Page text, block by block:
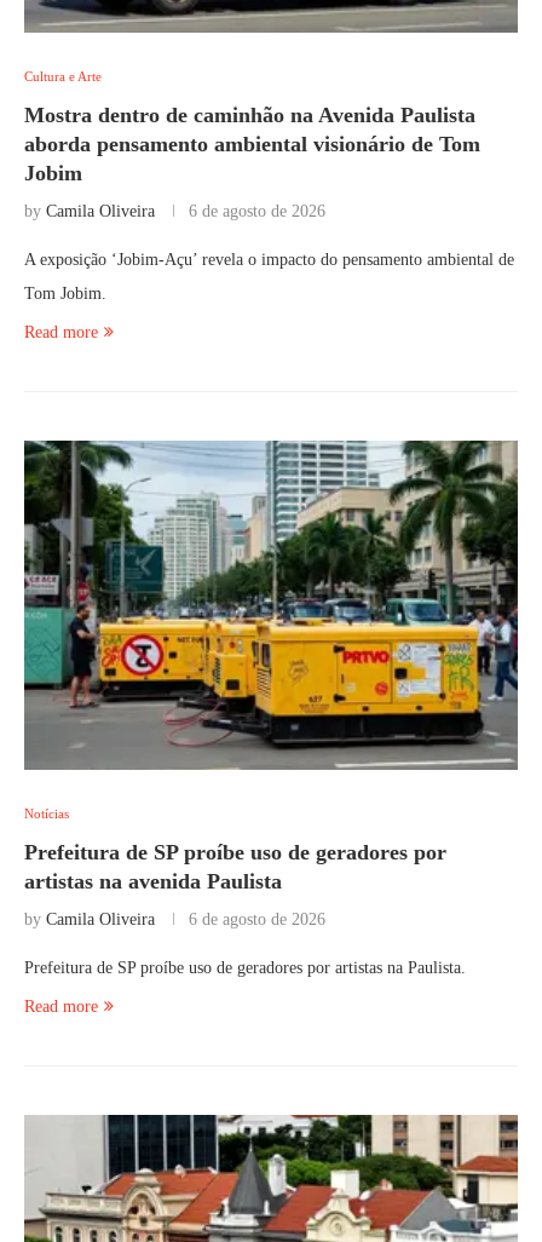
Cultura e Arte
Mostra dentro de caminhão na Avenida Paulista
aborda pensamento ambiental visionário de Tom
Jobim
by Camila Oliveira 6 de agosto de 2026
A exposição ‘Jobim-Açu’ revela o impacto do pensamento ambiental de
Tom Jobim.
Read more
Notícias
Prefeitura de SP proíbe uso de geradores por
artistas na avenida Paulista
by Camila Oliveira 6 de agosto de 2026
Prefeitura de SP proíbe uso de geradores por artistas na Paulista.
Read more